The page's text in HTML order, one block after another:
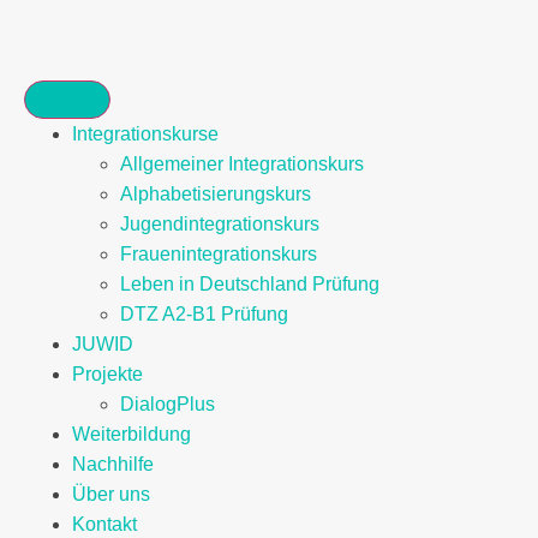
Integrationskurse
Allgemeiner Integrationskurs
Alphabetisierungskurs
Jugendintegrationskurs
Frauenintegrationskurs
Leben in Deutschland Prüfung
DTZ A2-B1 Prüfung
JUWID
Projekte
DialogPlus
Weiterbildung
Nachhilfe
Über uns
Kontakt